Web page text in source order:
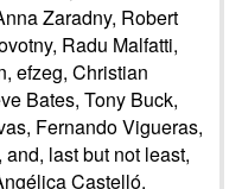
Zaradny, Robert
Radu Malfatti,
efzeg, Christian
Bates, Tony Buck,
Fernando Vigueras,
last but not least,
Castelló.